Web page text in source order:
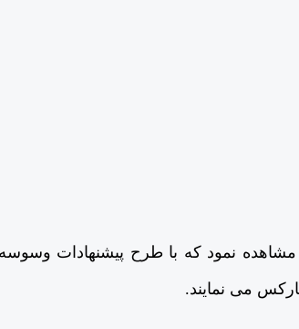
نمود که با طرح پیشنهادات
می نمایند.